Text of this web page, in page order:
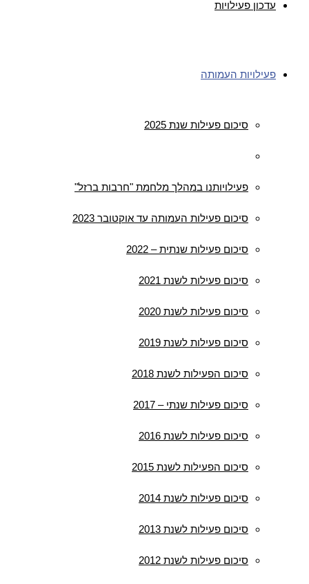
עדכון פעילויות
פעילויות העמותה
סיכום פעילות שנת 2025
פעילויותנו במהלך מלחמת "חרבות ברזל"
סיכום פעילות העמותה עד אוקטובר 2023
סיכום פעילות שנתית – 2022
סיכום פעילות לשנת 2021
סיכום פעילות לשנת 2020
סיכום פעילות לשנת 2019
סיכום הפעילות לשנת 2018
סיכום פעילות שנתי – 2017
סיכום פעילות לשנת 2016
סיכום הפעילות לשנת 2015
סיכום פעילות לשנת 2014
סיכום פעילות לשנת 2013
סיכום פעילות לשנת 2012